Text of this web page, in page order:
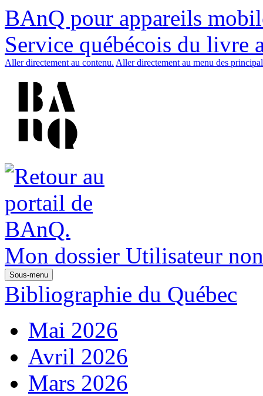
BAnQ pour appareils
Service québécois du livre
Aller directement au contenu. Aller directement au menu des
Mon dossier Utilisateur
Sous-menu
Bibliographie du Québec
Mai 2026
Avril 2026
Mars 2026